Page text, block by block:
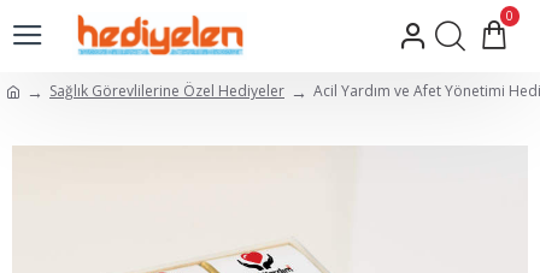
0
Sağlık Görevlilerine Özel Hediyeler Acil Yardım ve Afet Yönetimi